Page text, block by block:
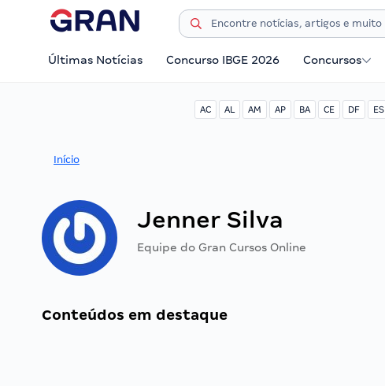
Últimas Notícias Concurso IBGE 2026 Concursos
AC AL AM AP BA CE DF ES
Início
Jenner Silva
Equipe do Gran Cursos Online
Conteúdos em destaque